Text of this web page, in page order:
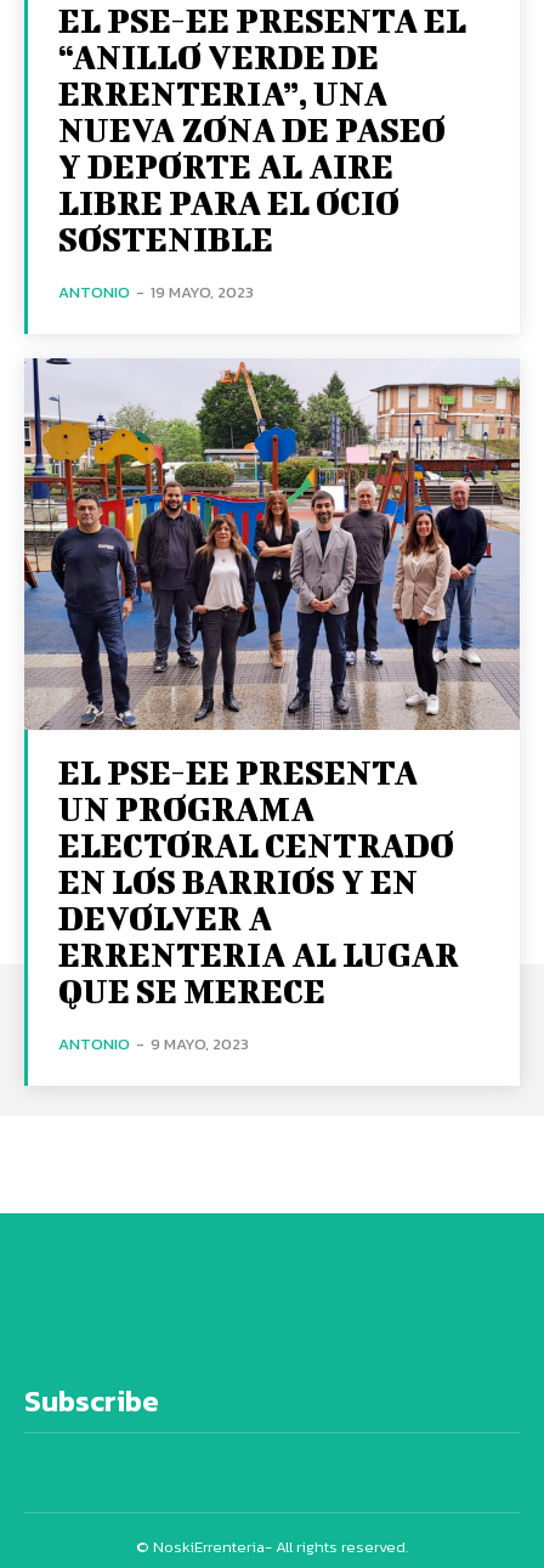
EL PSE-EE PRESENTA EL
“ANILLO VERDE DE
ERRENTERIA”, UNA
NUEVA ZONA DE PASEO
Y DEPORTE AL AIRE
LIBRE PARA EL OCIO
SOSTENIBLE
ANTONIO - 19 MAYO, 2023
EL PSE-EE PRESENTA
UN PROGRAMA
ELECTORAL CENTRADO
EN LOS BARRIOS Y EN
DEVOLVER A
ERRENTERIA AL LUGAR
QUE SE MERECE
ANTONIO - 9 MAYO, 2023
Subscribe
© NoskiErrenteria- All rights reserved.